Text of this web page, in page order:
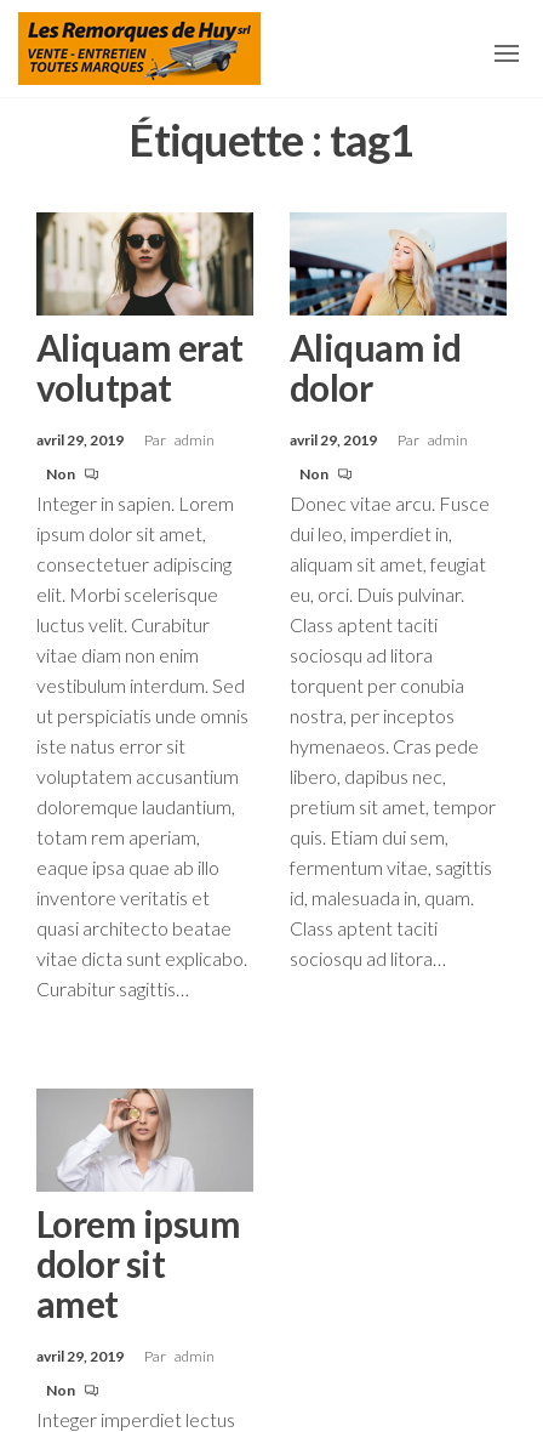
Aller
contenu
Étiquette : tag1
Aliquam erat
volutpat
avril 29, 2019 Par admin
Non
Integer in sapien. Lorem
ipsum dolor sit amet,
consectetuer adipiscing
elit. Morbi scelerisque
luctus velit. Curabitur
vitae diam non enim
vestibulum interdum. Sed
ut perspiciatis unde omnis
iste natus error sit
voluptatem accusantium
doloremque laudantium,
totam rem aperiam,
eaque ipsa quae ab illo
inventore veritatis et
quasi architecto beatae
vitae dicta sunt explicabo.
Curabitur sagittis…
Aliquam id
dolor
avril 29, 2019 Par admin
Non
Donec vitae arcu. Fusce
dui leo, imperdiet in,
aliquam sit amet, feugiat
eu, orci. Duis pulvinar.
Class aptent taciti
sociosqu ad litora
torquent per conubia
nostra, per inceptos
hymenaeos. Cras pede
libero, dapibus nec,
pretium sit amet, tempor
quis. Etiam dui sem,
fermentum vitae, sagittis
id, malesuada in, quam.
Class aptent taciti
sociosqu ad litora…
Lorem ipsum
dolor sit
amet
avril 29, 2019 Par admin
Non
Integer imperdiet lectus